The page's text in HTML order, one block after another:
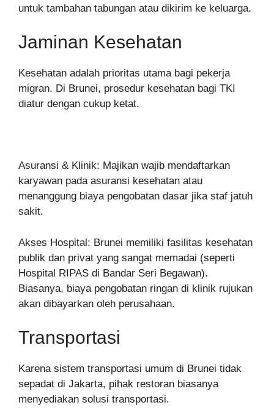
untuk tambahan tabungan atau dikirim ke keluarga.
Jaminan Kesehatan
Kesehatan adalah prioritas utama bagi pekerja
migran. Di Brunei, prosedur kesehatan bagi TKI
diatur dengan cukup ketat.
Asuransi & Klinik: Majikan wajib mendaftarkan
karyawan pada asuransi kesehatan atau
menanggung biaya pengobatan dasar jika staf jatuh
sakit.
Akses Hospital: Brunei memiliki fasilitas kesehatan
publik dan privat yang sangat memadai (seperti
Hospital RIPAS di Bandar Seri Begawan).
Biasanya, biaya pengobatan ringan di klinik rujukan
akan dibayarkan oleh perusahaan.
Transportasi
Karena sistem transportasi umum di Brunei tidak
sepadat di Jakarta, pihak restoran biasanya
menyediakan solusi transportasi.